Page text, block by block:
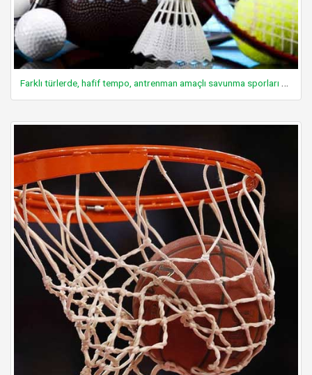
Farklı türlerde, hafif tempo, antrenman amaçlı savunma sporları yapmak